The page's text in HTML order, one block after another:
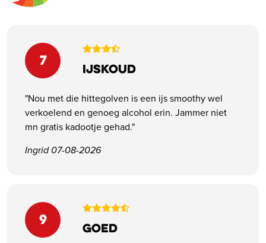
7
Ijskoud
"Nou met die hittegolven is een ijs smoothy wel
verkoelend en genoeg alcohol erin. Jammer niet
mn gratis kadootje gehad."
Ingrid 07-08-2026
9
Goed